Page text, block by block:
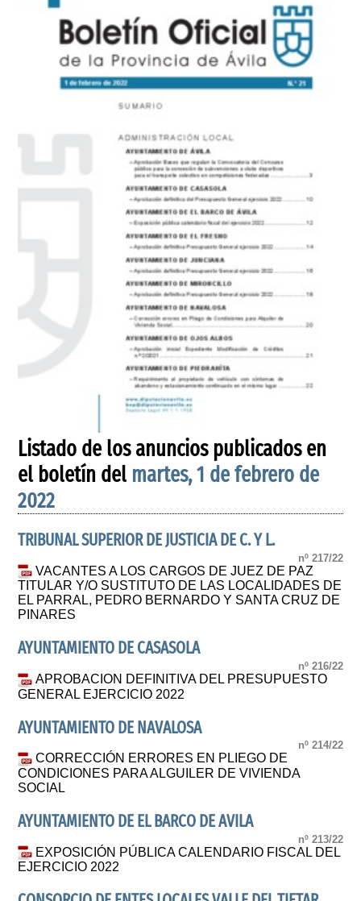
Listado de los anuncios publicados en
el boletín del martes, 1 de febrero de
2022
TRIBUNAL SUPERIOR DE JUSTICIA DE C. Y L.
nº 217/22
VACANTES A LOS CARGOS DE JUEZ DE PAZ
TITULAR Y/O SUSTITUTO DE LAS LOCALIDADES DE
EL PARRAL, PEDRO BERNARDO Y SANTA CRUZ DE
PINARES
AYUNTAMIENTO DE CASASOLA
nº 216/22
APROBACION DEFINITIVA DEL PRESUPUESTO
GENERAL EJERCICIO 2022
AYUNTAMIENTO DE NAVALOSA
nº 214/22
CORRECCIÓN ERRORES EN PLIEGO DE
CONDICIONES PARA ALGUILER DE VIVIENDA
SOCIAL
AYUNTAMIENTO DE EL BARCO DE AVILA
nº 213/22
EXPOSICIÓN PÚBLICA CALENDARIO FISCAL DEL
EJERCICIO 2022